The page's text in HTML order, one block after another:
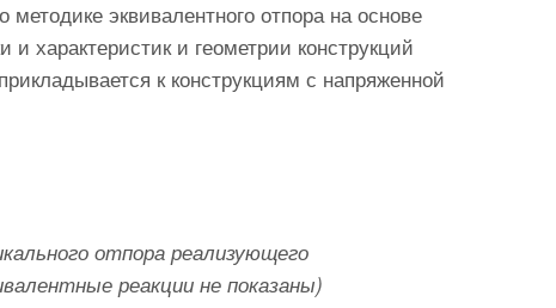
эквивалентного отпора на основе
и характеристик и геометрии конструкций
к конструкциям с напряженной
отпора реализующего
реакции не показаны)